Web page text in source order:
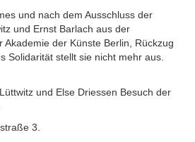
und nach dem Ausschluss der
und Ernst Barlach aus der
Akademie der Künste Berlin, Rückzug
Solidarität stellt sie nicht mehr aus.
und Else Driessen Besuch der
3.